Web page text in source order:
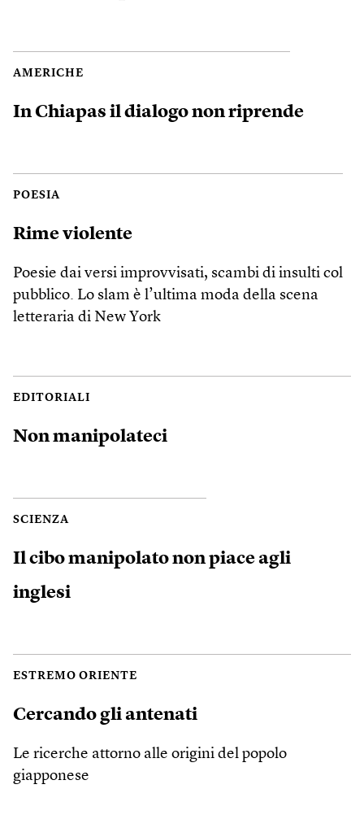
AMERICHE
In Chiapas il dialogo non riprende
POESIA
Rime violente
Poesie dai versi improvvisati, scambi di insulti col
pubblico. Lo slam è l’ultima moda della scena
letteraria di New York
EDITORIALI
Non manipolateci
SCIENZA
Il cibo manipolato non piace agli
inglesi
ESTREMO ORIENTE
Cercando gli antenati
Le ricerche attorno alle origini del popolo
giapponese